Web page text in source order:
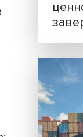
С 2025
и